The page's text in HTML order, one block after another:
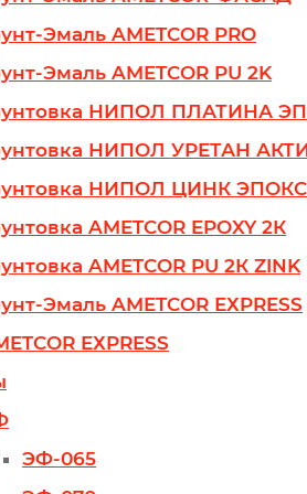
Эмаль AMETCOR PRO
Эмаль AMETCOR PU 2K
НИПОЛ ПЛАТИНА
НИПОЛ УРЕТАН
НИПОЛ ЦИНК
AMETCOR EPOXY 2К
AMETCOR PU 2К ZINK
Эмаль AMETCOR ЕХPRESS
ЕХPRESS
ЭФ-065